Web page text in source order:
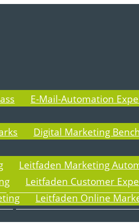
E-Mail-Automation
Digital Marketing
Leitfaden Marketing
Leitfaden Customer
Leitfaden Online